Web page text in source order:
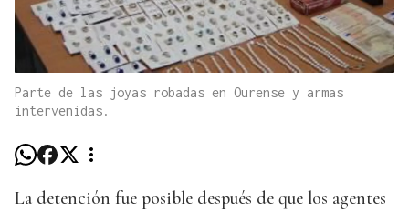
Parte de las joyas robadas en Ourense y armas
intervenidas.
La detención fue posible después de que los agentes